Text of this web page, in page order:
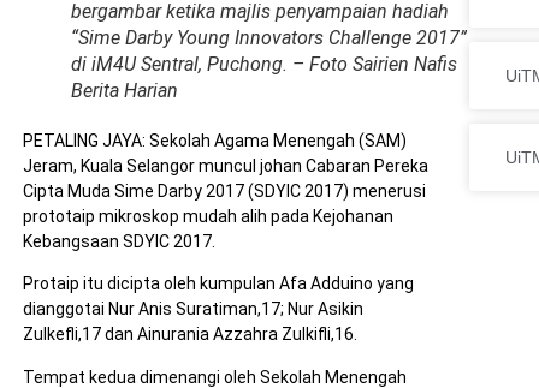
bergambar ketika majlis penyampaian hadiah
“Sime Darby Young Innovators Challenge 2017”
di iM4U Sentral, Puchong. – Foto Sairien Nafis
Berita Harian
PETALING JAYA: Sekolah Agama Menengah (SAM)
Jeram, Kuala Selangor muncul johan Cabaran Pereka
Cipta Muda Sime Darby 2017 (SDYIC 2017) menerusi
prototaip mikroskop mudah alih pada Kejohanan
Kebangsaan SDYIC 2017.
Protaip itu dicipta oleh kumpulan Afa Adduino yang
dianggotai Nur Anis Suratiman,17; Nur Asikin
Zulkefli,17 dan Ainurania Azzahra Zulkifli,16.
Tempat kedua dimenangi oleh Sekolah Menengah